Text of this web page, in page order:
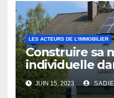
LES ACTEURS DE L'IMMOBILIER
Construire sa
individuelle
les Ardennes :
d’un
JUIN 15, 2023